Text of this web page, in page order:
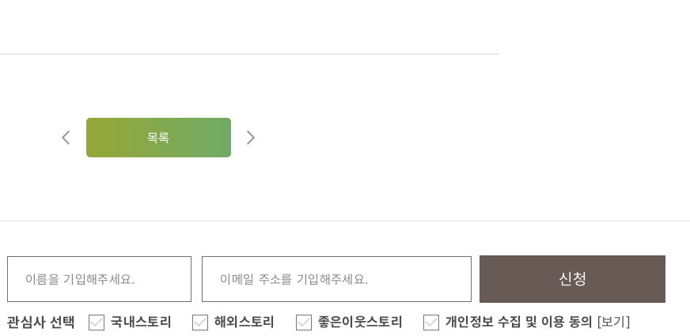
목록
신청
관심사 선택 국내스토리 해외스토리 좋은이웃스토리 개인정보 수집 및 이용 동의 [보기]